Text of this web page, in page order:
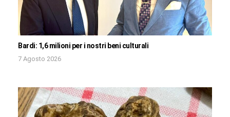
Bardi: 1,6 milioni per i nostri beni culturali
7 Agosto 2026